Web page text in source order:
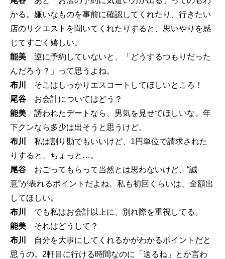
かる。嫌いなものを事前に確認してくれたり、行きたい
店のリクエストを聞いてくれたりすると、思いやりを感
じてすごく嬉しい。
能美 逆に予約していないと、「どうするつもりだった
んだろう？」って思うよね。
布川
そこはしっかりエスコートしてほしいところ！
尾谷 お会計についてはどう？
能美 誘われたデートなら、男気を見せてほしいな。年
下クンなら多少は出そうと思うけど。
布川
私は割り勘でもいいけど、1円単位で請求された
りすると、ちょっと…。
尾谷 おごってもらって当然とは思わないけど、“誠
意”が表れるポイントだよね。私も初回くらいは、全額出
してほしい。
布川
でも私はお会計以上に、別れ際を重視してる。
能美 それはどうして？
布川
自分を大事にしてくれるかがわかるポイントだと
思うの。2軒目に行ける時間なのに「送るね」とか言わ